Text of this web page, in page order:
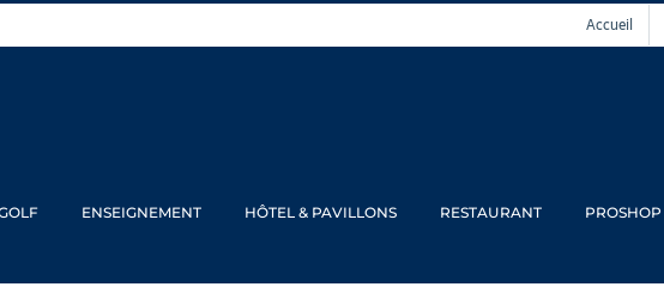
Accueil
ENSEIGNEMENT HÔTEL & PAVILLONS RESTAURANT PROSHOP